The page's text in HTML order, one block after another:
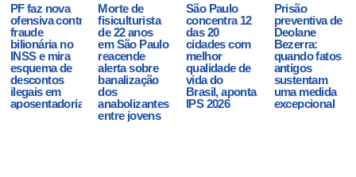
PF faz nova
ofensiva contra
fraude
bilionária no
INSS e mira
esquema de
descontos
ilegais em
aposentadorias
Morte de
fisiculturista
de 22 anos
em São Paulo
reacende
alerta sobre
banalização
dos
anabolizantes
entre jovens
São Paulo
concentra 12
das 20
cidades com
melhor
qualidade de
vida do
Brasil, aponta
IPS 2026
Prisão
preventiva de
Deolane
Bezerra:
quando fatos
antigos
sustentam
uma medida
excepcional